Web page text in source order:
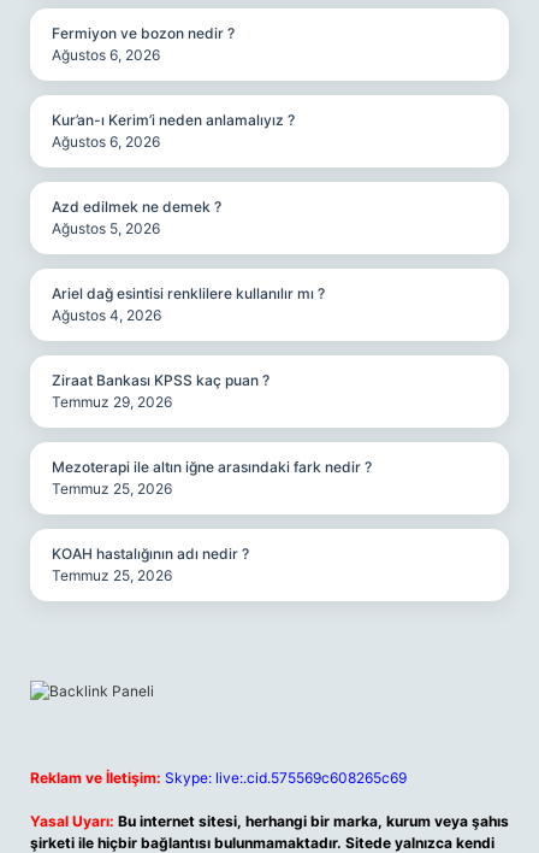
Fermiyon ve bozon nedir ?
Ağustos 6, 2026
Kur’an-ı Kerim’i neden anlamalıyız ?
Ağustos 6, 2026
Azd edilmek ne demek ?
Ağustos 5, 2026
Ariel dağ esintisi renklilere kullanılır mı ?
Ağustos 4, 2026
Ziraat Bankası KPSS kaç puan ?
Temmuz 29, 2026
Mezoterapi ile altın iğne arasındaki fark nedir ?
Temmuz 25, 2026
KOAH hastalığının adı nedir ?
Temmuz 25, 2026
Reklam ve İletişim: Skype: live:.cid.575569c608265c69
Yasal Uyarı: Bu internet sitesi, herhangi bir marka, kurum veya şahıs
şirketi ile hiçbir bağlantısı bulunmamaktadır. Sitede yalnızca kendi